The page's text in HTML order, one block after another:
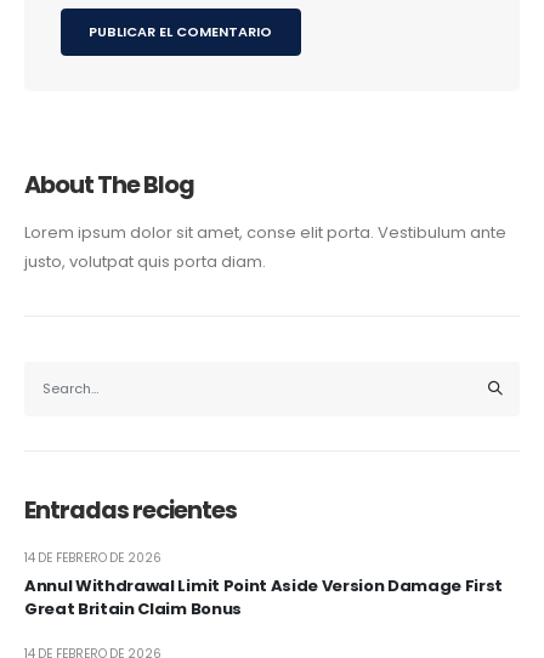
About The Blog
Lorem ipsum dolor sit amet, conse elit porta. Vestibulum ante
justo, volutpat quis porta diam.
Entradas recientes
Annul Withdrawal Limit Point Aside Version Damage First
Great Britain Claim Bonus
14 DE FEBRERO DE 2026
14 DE FEBRERO DE 2026